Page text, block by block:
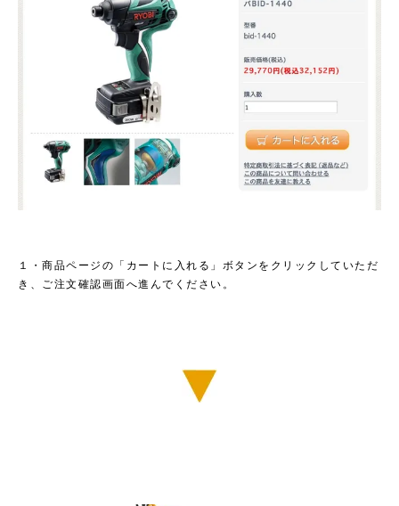
１・商品ページの「カートに入れる」ボタンをクリックしていただ
き、ご注文確認画面へ進んでください。